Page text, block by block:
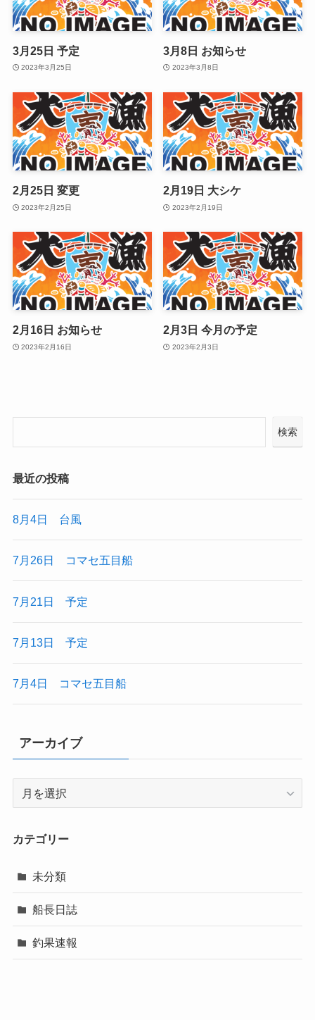
3月25日 予定
2023年3月25日
3月8日 お知らせ
2023年3月8日
2月25日 変更
2023年2月25日
2月19日 大シケ
2023年2月19日
2月16日 お知らせ
2023年2月16日
2月3日 今月の予定
2023年2月3日
検索
最近の投稿
8月4日 台風
7月26日 コマセ五目船
7月21日 予定
7月13日 予定
7月4日 コマセ五目船
アーカイブ
イ
カテゴリー
未分類
船長日誌
釣果速報